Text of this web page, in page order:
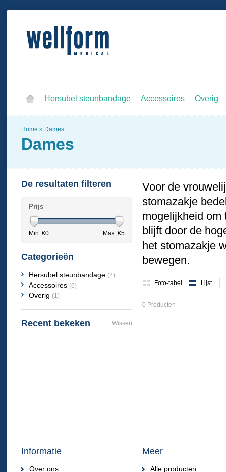
Hersubel steunbandage Accessoires Overig
Home » Dames
Dames
Voor de
stomazakje
mogelijkheid om
blijft door de
het stomazakje
bewegen.
Foto-tabel Lijst
0 Producten
De resultaten filteren
Prijs
Min: €0 Max: €5
Categorieën
Hersubel steunbandage (2)
Accessoires (6)
Overig (1)
Recent bekeken Wissen
Informatie
Over ons
Meer
Alle producten